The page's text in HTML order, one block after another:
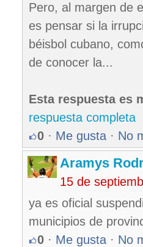
Pero, al margen de
es pensar si la
béisbol cubano,
de conocer la...
Esta respuesta es
respuesta completa
0 · Me gusta · No
Aramys
15 de
ya es oficial
municipios de
0 · Me gusta · No